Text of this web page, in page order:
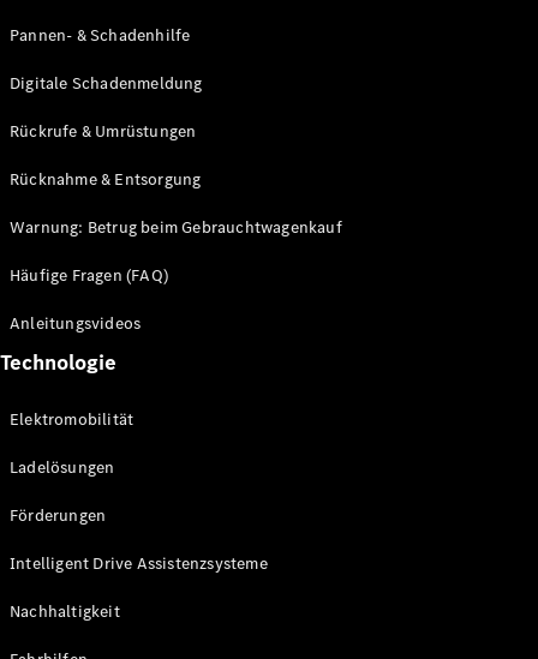
Multimediasystem
Air Updates
Konzeptfahrzeuge
Limousine
Standortsuche
Events &
Driving
She's
Pannen- & Schadenhilfe
Digitale Schadenmeldung
Rückrufe & Umrüstungen
Rücknahme & Entsorgung
Warnung: Betrug beim Gebrauchtwagenkauf
Häufige Fragen (FAQ)
Anleitungsvideos
Technologie
Elektromobilität
Ladelösungen
Förderungen
Intelligent Drive Assistenzsysteme
Nachhaltigkeit